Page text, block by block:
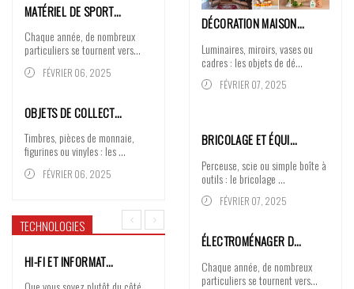
MATÉRIEL DE SPORT…
Chaque année, de nombreux
particuliers se tournent vers...
FÉVRIER 06, 2025
OBJETS DE COLLECT…
Timbres, pièces de monnaie,
figurines ou vinyles : les ...
FÉVRIER 06, 2025
TECHNOLOGIES
HI-FI ET INFORMAT…
DÉCORATION MAISON…
Luminaires, miroirs, vases ou
cadres : les objets de dé...
FÉVRIER 07, 2025
BRICOLAGE ET ÉQUI…
Perceuse, scie ou simple boîte à
outils : le bricolage ...
FÉVRIER 07, 2025
ÉLECTROMÉNAGER D…
Chaque année, de nombreux
particuliers se tournent vers...